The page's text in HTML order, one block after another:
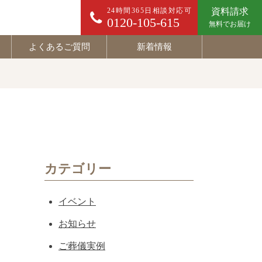
よくあるご質問 新着情報
カテゴリー
イベント
お知らせ
ご葬儀実例
24時間365日相談対応可
0120-105-615
資料請求
無料でお届け